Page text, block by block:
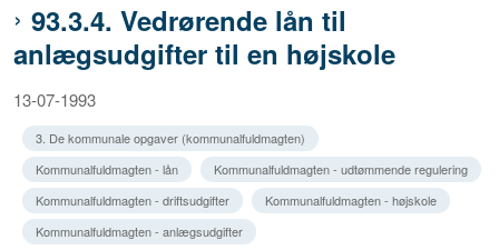
93.3.4. Vedrørende lån til
anlægsudgifter til en højskole
13-07-1993
3. De kommunale opgaver (kommunalfuldmagten)
Kommunalfuldmagten - lån
Kommunalfuldmagten - udtømmende regulering
Kommunalfuldmagten - driftsudgifter
Kommunalfuldmagten - højskole
Kommunalfuldmagten - anlægsudgifter